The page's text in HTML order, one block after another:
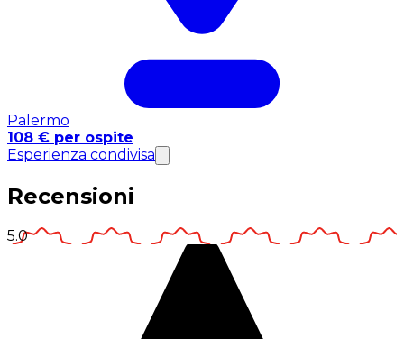
Palermo
108 € per ospite
Esperienza condivisa
Recensioni
5.0